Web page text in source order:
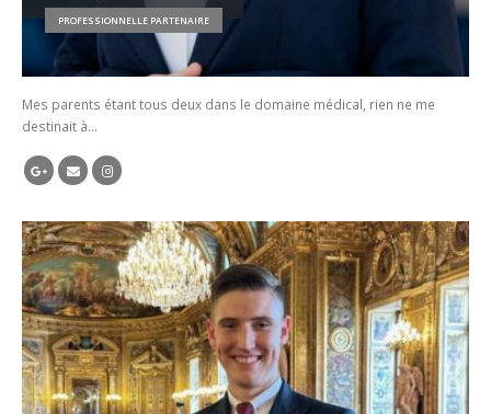
PROFESSIONNELLE PARTENAIRE
Mes parents étant tous deux dans le domaine médical, rien ne me
destinait à…